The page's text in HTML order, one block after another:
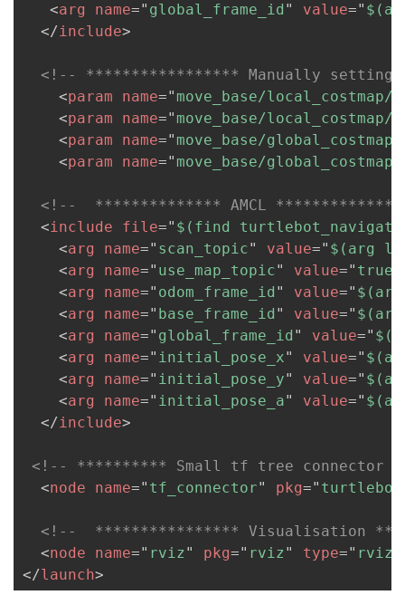
<arg name=" global_frame_id " value="
</include>
<!-- ***************** Manually setting
<param name=" move_base/
<param name=" move_base/
<param name=" move_base/
<param name=" move_base/
<!--  ************** AMCL
<include file=" $(find
<arg name=" scan_topic" value=" $(arg
<arg name=" use_map_topic" value=" true
<arg name=" odom_frame_id " value=" $(arg
<arg name=" base_frame_id " value="
<arg name=" global_frame_id " value="
<arg name=" initial_pose_x" value="
<arg name=" initial_pose_y" value="
<arg name=" initial_pose_a" value="
</include>
<!-- ********** Small tf tree connector
<node name=" tf_connector" pkg="
<!--  **************** Visualisation
<node name=" rviz " pkg=" rviz " type=" rviz
</launch>